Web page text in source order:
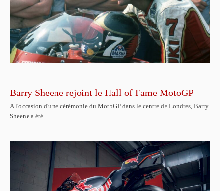
Barry Sheene rejoint le Hall of Fame MotoGP
A l'occasion d'une cérémonie du MotoGP dans le centre de Londres, Barry
Sheene a été…